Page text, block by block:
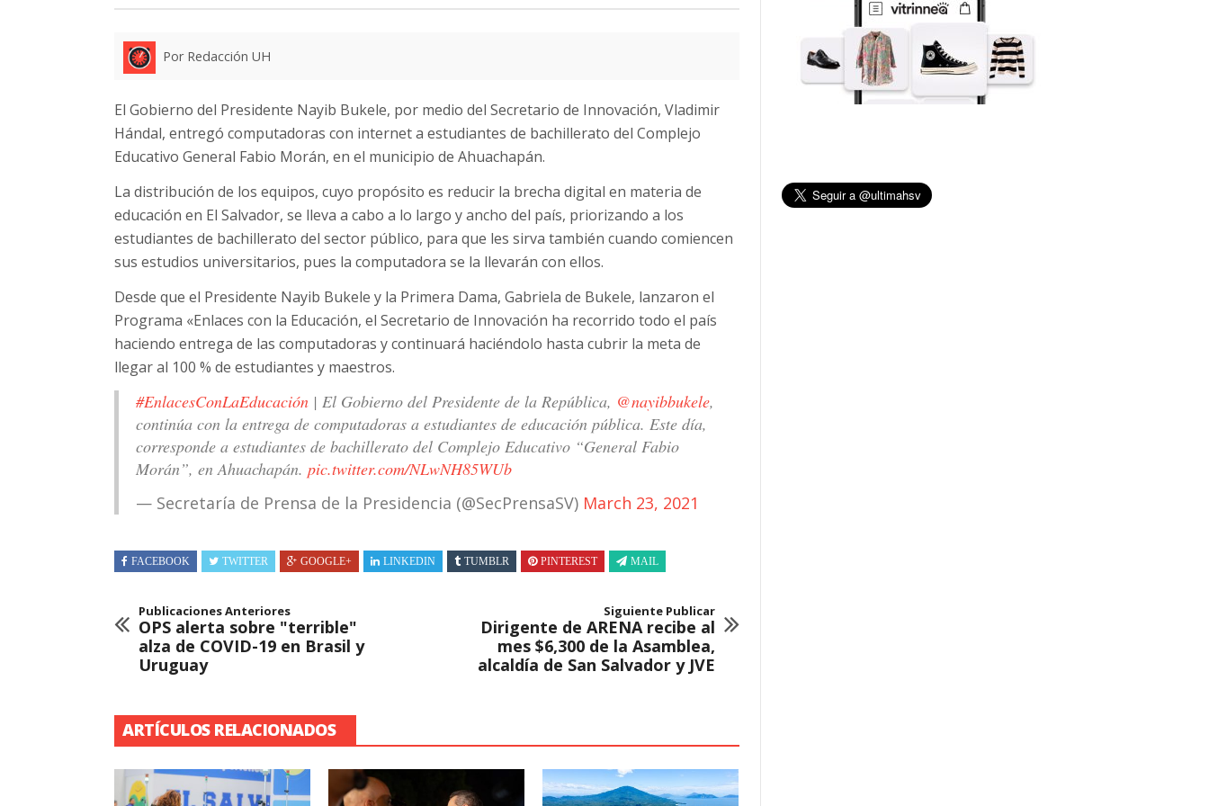
Por Redacción UH
El Gobierno del Presidente Nayib Bukele, por medio del Secretario de Innovación, Vladimir
Hándal, entregó computadoras con internet a estudiantes de bachillerato del Complejo
Educativo General Fabio Morán, en el municipio de Ahuachapán.
La distribución de los equipos, cuyo propósito es reducir la brecha digital en materia de
educación en El Salvador, se lleva a cabo a lo largo y ancho del país, priorizando a los
estudiantes de bachillerato del sector público, para que les sirva también cuando comiencen
sus estudios universitarios, pues la computadora se la llevarán con ellos.
Desde que el Presidente Nayib Bukele y la Primera Dama, Gabriela de Bukele, lanzaron el
Programa «Enlaces con la Educación, el Secretario de Innovación ha recorrido todo el país
haciendo entrega de las computadoras y continuará haciéndolo hasta cubrir la meta de
llegar al 100 % de estudiantes y maestros.
#EnlacesConLaEducación | El Gobierno del Presidente de la República, @nayibbukele,
continúa con la entrega de computadoras a estudiantes de educación pública. Este día,
corresponde a estudiantes de bachillerato del Complejo Educativo “General Fabio
Morán”, en Ahuachapán. pic.twitter.com/NLwNH85WUb
— Secretaría de Prensa de la Presidencia (@SecPrensaSV) March 23, 2021
FACEBOOK TWITTER GOOGLE+ LINKEDIN TUMBLR PINTEREST MAIL
Publicaciones Anteriores
OPS alerta sobre "terrible"
alza de COVID-19 en Brasil y
Uruguay
Siguiente Publicar
Dirigente de ARENA recibe al
mes $6,300 de la Asamblea,
alcaldía de San Salvador y JVE
ARTÍCULOS RELACIONADOS